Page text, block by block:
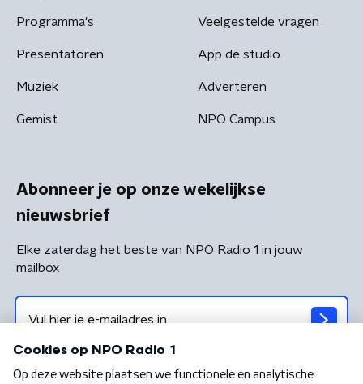
Programma's
Presentatoren
Muziek
Gemist
Veelgestelde vragen
App de studio
Adverteren
NPO Campus
Abonneer je op onze wekelijkse
nieuwsbrief
Elke zaterdag het beste van NPO Radio 1 in jouw
mailbox